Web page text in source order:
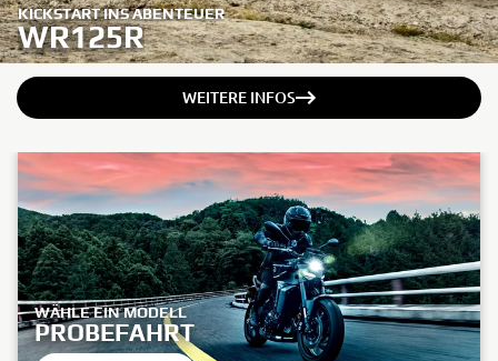
KICKSTART INS ABENTEUER
WR125R
WEITERE INFOS
WÄHLE EIN MODELL
PROBEFAHRT